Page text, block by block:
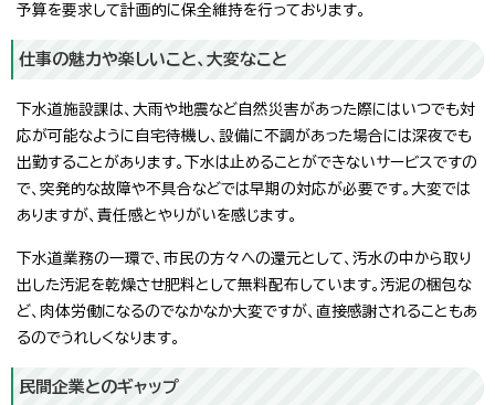
予算を要求して計画的に保全維持を行っております。
仕事の魅力や楽しいこと、大変なこと
下水道施設課は、大雨や地震など自然災害があった際にはいつでも対
応が可能なように自宅待機し、設備に不調があった場合には深夜でも
出勤することがあります。下水は止めることができないサービスですの
で、突発的な故障や不具合などでは早期の対応が必要です。大変では
ありますが、責任感とやりがいを感じます。
下水道業務の一環で、市民の方々への還元として、汚水の中から取り
出した汚泥を乾燥させ肥料として無料配布しています。汚泥の梱包な
ど、肉体労働になるのでなかなか大変ですが、直接感謝されることもあ
るのでうれしくなります。
民間企業とのギャップ